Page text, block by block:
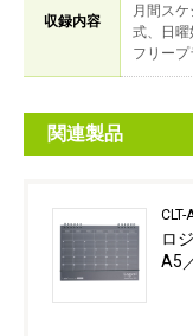
収録内容
月間ス
式、日曜
フリープ
関連製品
CLT-
ロ
A5